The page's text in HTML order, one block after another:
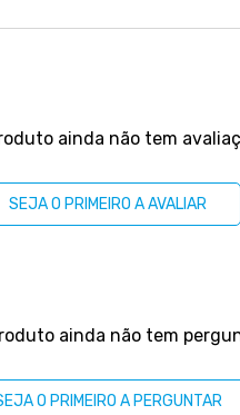
ainda não tem
SEJA O PRIMEIRO A AVALIAR
ainda não tem
O PRIMEIRO A PERGUNTAR